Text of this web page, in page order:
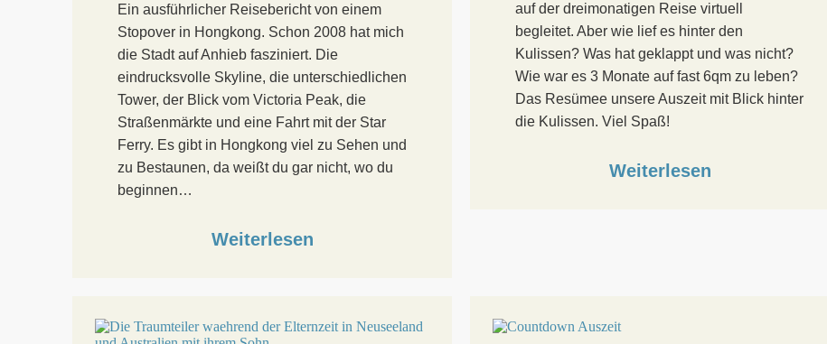
Ein ausführlicher Reisebericht von einem
Stopover in Hongkong. Schon 2008 hat mich
die Stadt auf Anhieb fasziniert. Die
eindrucksvolle Skyline, die unterschiedlichen
Tower, der Blick vom Victoria Peak, die
Straßenmärkte und eine Fahrt mit der Star
Ferry. Es gibt in Hongkong viel zu Sehen und
zu Bestaunen, da weißt du gar nicht, wo du
beginnen…
Weiterlesen
auf der dreimonatigen Reise virtuell
begleitet. Aber wie lief es hinter den
Kulissen? Was hat geklappt und was nicht?
Wie war es 3 Monate auf fast 6qm zu leben?
Das Resümee unsere Auszeit mit Blick hinter
die Kulissen. Viel Spaß!
Weiterlesen